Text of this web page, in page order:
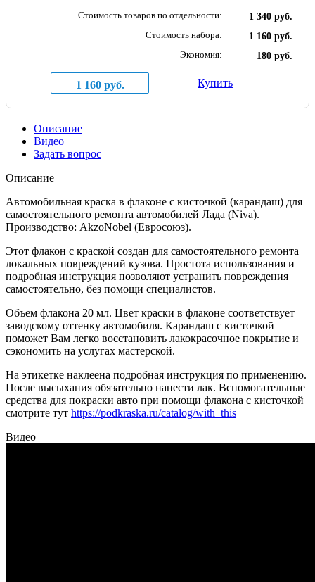
Стоимость товаров по отдельности:
1 340 руб.
Стоимость набора:
1 160 руб.
Экономия:
180 руб.
1 160 руб. Купить
Описание
Видео
Задать вопрос
Описание
Автомобильная краска в флаконе с кисточкой (карандаш) для
самостоятельного ремонта автомобилей Лада (Niva).
Производство: AkzoNobel (Евросоюз).
Этот флакон с краской создан для самостоятельного ремонта
локальных повреждений кузова. Простота использования и
подробная инструкция позволяют устранить повреждения
самостоятельно, без помощи специалистов.
Объем флакона 20 мл. Цвет краски в флаконе соответствует
заводскому оттенку автомобиля. Карандаш с кисточкой
поможет Вам легко восстановить лакокрасочное покрытие и
сэкономить на услугах мастерской.
На этикетке наклеена подробная инструкция по применению.
После высыхания обязательно нанести лак. Вспомогательные
средства для покраски авто при помощи флакона с кисточкой
смотрите тут https://podkraska.ru/catalog/with_this
Видео